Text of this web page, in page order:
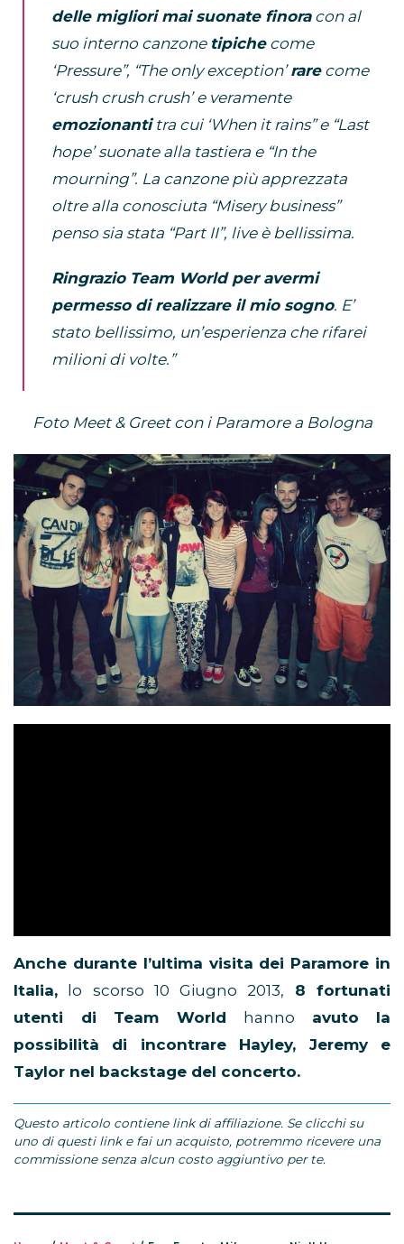
delle migliori mai suonate finoracon al
suo interno canzone tipichecome
‘Pressure”, “The only exception’rarecome
‘crush crush crush’ e veramente
emozionantitra cui ‘When it rains” e “Last
hope’ suonate alla tastiera e “In the
mourning”. La canzone più apprezzata
oltre alla conosciuta “Misery business”
penso sia stata “Part II”, live è bellissima.
Ringrazio Team World per avermi
permesso di realizzare il mio sogno. E’
stato bellissimo, un’esperienza che rifarei
milioni di volte.”
Foto Meet & Greet con i Paramore a Bologna
Anche durante l’ultima visita dei Paramore in
Italia, lo scorso 10 Giugno 2013, 8 fortunati
utenti di Team World
hanno avuto la
possibilità di incontrare Hayley, Jeremy e
Taylor nel backstage del concerto.
Questo articolo contiene link di affiliazione. Se clicchi su
uno di questi link e fai un acquisto, potremmo ricevere una
commissione senza alcun costo aggiuntivo per te.